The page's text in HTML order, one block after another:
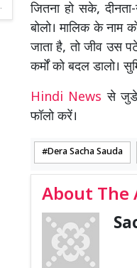
जितना हो सके,
बोलो। मालिक के नाम
जाता है, तो जीव उस
कर्मों को बदल डालो।
Hindi Newsसे जुडे
फॉलो करें।
Dera Sacha Sauda
About The